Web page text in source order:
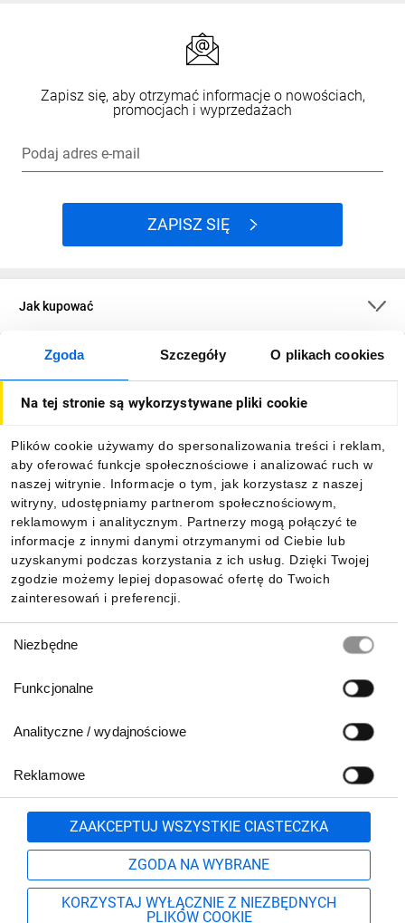
Zgoda Szczegóły O plikach cookies
Na tej stronie są wykorzystywane pliki cookie
Plików cookie używamy do spersonalizowania treści i reklam,
aby oferować funkcje społecznościowe i analizować ruch w
naszej witrynie. Informacje o tym, jak korzystasz z naszej
witryny, udostępniamy partnerom społecznościowym,
reklamowym i analitycznym. Partnerzy mogą połączyć te
informacje z innymi danymi otrzymanymi od Ciebie lub
uzyskanymi podczas korzystania z ich usług. Dzięki Twojej
zgodzie możemy lepiej dopasować ofertę do Twoich
zainteresowań i preferencji.
zgody
Niezbędne
Funkcjonalne
Analityczne / wydajnościowe
Reklamowe
ZAAKCEPTUJ WSZYSTKIE CIASTECZKA
ZGODA NA WYBRANE
KORZYSTAJ WYŁĄCZNIE Z NIEZBĘDNYCH
PLIKÓW COOKIE
Zapisz się, aby otrzymać informacje o nowościach,
promocjach i wyprzedażach
Podaj adres e-mail
ZAPISZ SIĘ
Jak kupować
O firmie
Informacje
Pobierz naszą aplikację mobilną:
801 500 700 lub
71 37 61 600
Formularz kontaktowy